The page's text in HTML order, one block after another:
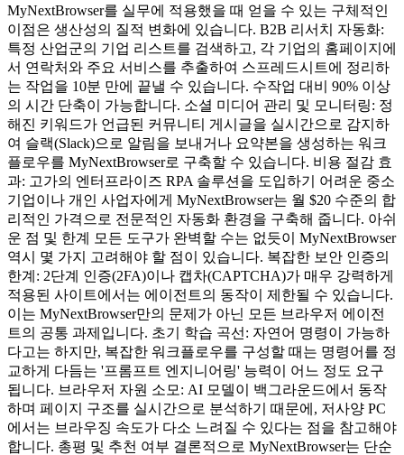
MyNextBrowser를 실무에 적용했을 때 얻을 수 있는 구체적인
이점은 생산성의 질적 변화에 있습니다. B2B 리서치 자동화:
특정 산업군의 기업 리스트를 검색하고, 각 기업의 홈페이지에
서 연락처와 주요 서비스를 추출하여 스프레드시트에 정리하
는 작업을 10분 만에 끝낼 수 있습니다. 수작업 대비 90% 이상
의 시간 단축이 가능합니다. 소셜 미디어 관리 및 모니터링: 정
해진 키워드가 언급된 커뮤니티 게시글을 실시간으로 감지하
여 슬랙(Slack)으로 알림을 보내거나 요약본을 생성하는 워크
플로우를 MyNextBrowser로 구축할 수 있습니다. 비용 절감 효
과: 고가의 엔터프라이즈 RPA 솔루션을 도입하기 어려운 중소
기업이나 개인 사업자에게 MyNextBrowser는 월 $20 수준의 합
리적인 가격으로 전문적인 자동화 환경을 구축해 줍니다. 아쉬
운 점 및 한계 모든 도구가 완벽할 수는 없듯이 MyNextBrowser
역시 몇 가지 고려해야 할 점이 있습니다. 복잡한 보안 인증의
한계: 2단계 인증(2FA)이나 캡차(CAPTCHA)가 매우 강력하게
적용된 사이트에서는 에이전트의 동작이 제한될 수 있습니다.
이는 MyNextBrowser만의 문제가 아닌 모든 브라우저 에이전
트의 공통 과제입니다. 초기 학습 곡선: 자연어 명령이 가능하
다고는 하지만, 복잡한 워크플로우를 구성할 때는 명령어를 정
교하게 다듬는 '프롬프트 엔지니어링' 능력이 어느 정도 요구
됩니다. 브라우저 자원 소모: AI 모델이 백그라운드에서 동작
하며 페이지 구조를 실시간으로 분석하기 때문에, 저사양 PC
에서는 브라우징 속도가 다소 느려질 수 있다는 점을 참고해야
합니다. 총평 및 추천 여부 결론적으로 MyNextBrowser는 단순